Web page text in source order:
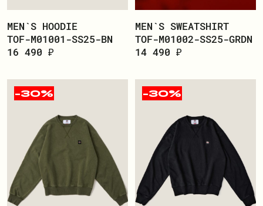
MEN`S HOODIE
TOF-M01001-SS25-BN
16 490 ₽
MEN`S SWEATSHIRT
TOF-M01002-SS25-GRDN
14 490 ₽
-30% -30%